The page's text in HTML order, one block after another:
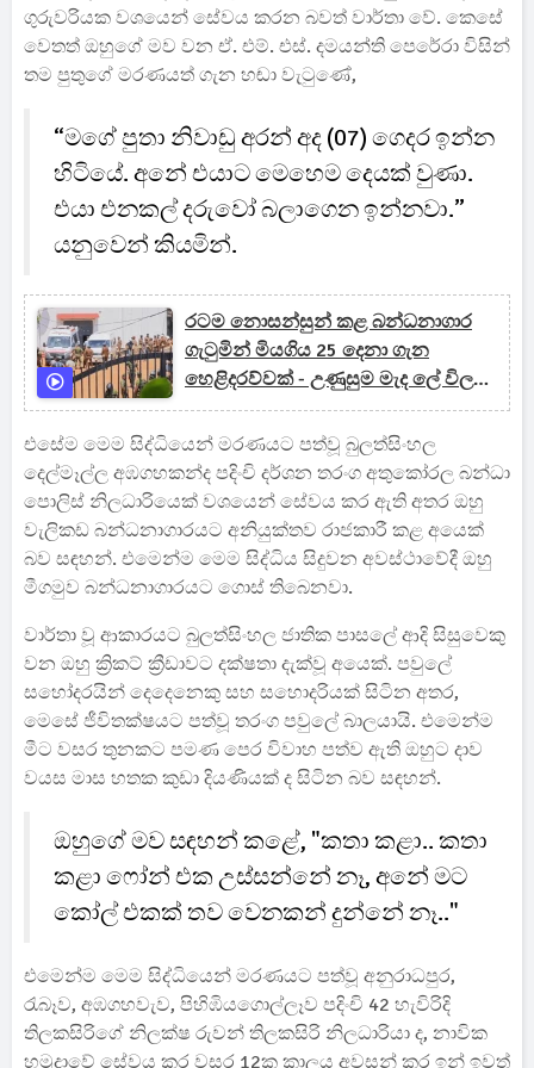
ගුරුවරියක වශයෙන් සේවය කරන බවත් වාර්තා වේ. කෙසේ
වෙතත් ඔහුගේ මව වන ඒ. එම්. එස්. දමයන්ති පෙරේරා විසින්
තම පුතුගේ මරණයත් ගැන හඬා වැටුණේ,
“මගේ පුතා නිවාඩු අරන් අද (07) ගෙදර ඉන්න
හිටියේ. අනේ එයාට මෙහෙම දෙයක් වුණා.
එයා එනකල් දරුවෝ බලාගෙන ඉන්නවා.”
යනුවෙන් කියමින්.
රටම නොසන්සුන් කළ බන්ධනාගාර
ගැටුමින් මියගිය 25 දෙනා ගැන
හෙළිදරව්වක් - උණුසුම මැද ලේ විලක
සිටි රැඳවියන් වෙනත්
බන්ධනාගාරවලට
එසේම මෙම සිද්ධියෙන් මරණයට පත්වූ බුලත්සිංහල
දෙල්මෑල්ල අඹගහකන්ද පදිංචි දර්ශන තරංග අතුකෝරල බන්ධා
පොලිස් නිලධාරියෙක් වශයෙන් සේවය කර ඇති අතර ඔහු
වැලිකඩ බන්ධනාගාරයට අනියුක්තව රාජකාරී කළ අයෙක්
බව සඳහන්. එමෙන්ම මෙම සිද්ධිය සිදුවන අවස්ථාවේදී ඔහු
මීගමුව බන්ධනාගාරයට ගොස් තිබෙනවා.
වාර්තා වූ ආකාරයට බුලත්සිංහල ජාතික පාසලේ ආදි සිසුවෙකු
වන ඔහු ක්‍රිකට් ක්‍රීඩාවට දක්ෂතා දැක්වූ අයෙක්. පවුලේ
සහෝදරයින් දෙදෙනෙකු සහ සහොදරියක් සිටින අතර,
මෙසේ ජීවිතක්ෂයට පත්වූ තරංග පවුලේ බාලයායි. එමෙන්ම
මීට වසර තුනකට පමණ පෙර විවාහ පත්ව ඇති ඔහුට දාව
වයස මාස හතක කුඩා දියණියක් ද සිටින බව සඳහන්.
ඔහුගේ මව සඳහන් කළේ, "කතා කළා.. කතා
කළා ෆෝන් එක උස්සන්නේ නෑ, අනේ මට
කෝල් එකක් තව වෙනකන් දුන්නේ නෑ.."
එමෙන්ම මෙම සිද්ධියෙන් මරණයට පත්වූ අනුරාධපුර,
රැබෑව, අඹගහවැව, පිහිඹියගොල්ලෑව පදිංචි 42 හැවිරිදි
තිලකසිරිගේ නිලක්ෂ රුවන් තිලකසිරි නිලධාරියා ද, නාවික
හමුදාවේ සේවය කර වසර 12ක කාලය අවසන් කර ඉන් ඉවත්